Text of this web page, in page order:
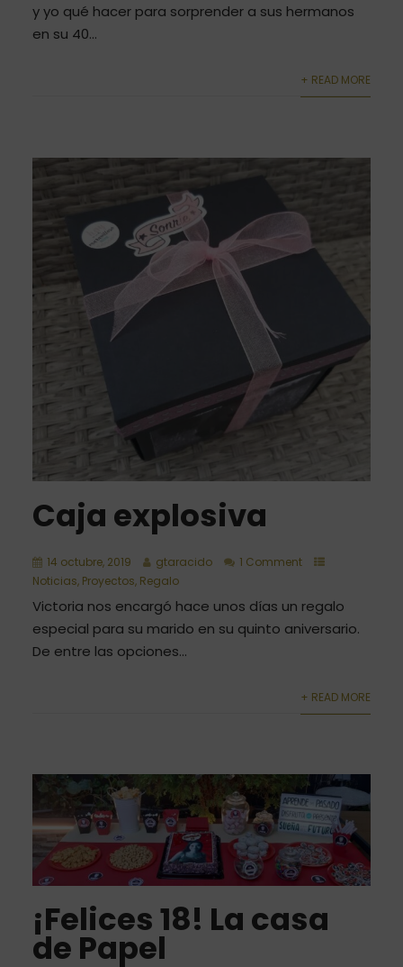
y yo qué hacer para sorprender a sus hermanos
en su 40...
+ READ MORE
Caja explosiva
14 octubre, 2019 gtaracido
1 Comment
Noticias, Proyectos, Regalo
Victoria nos encargó hace unos días un regalo
especial para su marido en su quinto aniversario.
De entre las opciones...
+ READ MORE
¡Felices 18! La casa
de Papel